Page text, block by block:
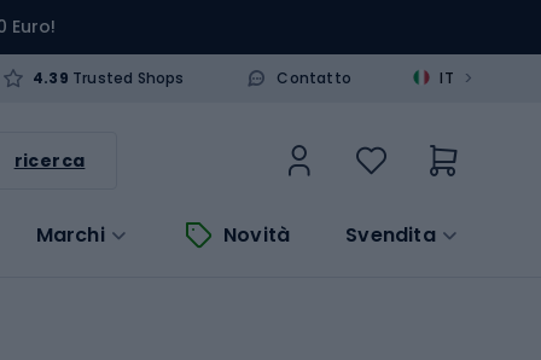
Euro!
4.39 Trusted Shops Contatto IT >
ricerca
Marchi Novità Svendita